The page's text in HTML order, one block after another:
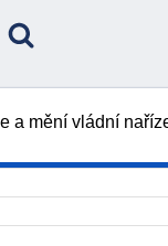
a mění vládní